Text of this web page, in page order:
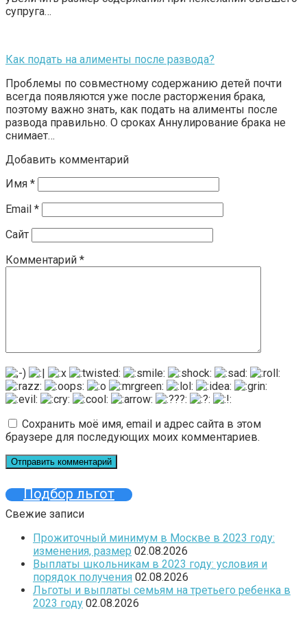
супруга…
Как подать на алименты после развода?
Проблемы по совместному содержанию детей почти
всегда появляются уже после расторжения брака,
поэтому важно знать, как подать на алименты после
развода правильно. О сроках Аннулирование брака не
снимает…
Добавить комментарий
Имя *
Email *
Сайт
Комментарий *
Сохранить моё имя, email и адрес сайта в этом
браузере для последующих моих комментариев.
Подбор льгот
Свежие записи
Прожиточный минимум в Москве в 2023 году:
изменения, размер 02.08.2026
Выплаты школьникам в 2023 году: условия и
порядок получения 02.08.2026
Льготы и выплаты семьям на третьего ребенка в
2023 году 02.08.2026